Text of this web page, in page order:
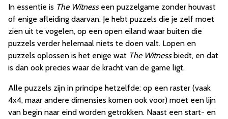
In essentie is The Witnesseen puzzelgame zonder houvast
of enige afleiding daarvan. Je hebt puzzels die je zelf moet
zien uit te vogelen, op een open eiland waar buiten die
puzzels verder helemaal niets te doen valt. Lopen en
puzzels oplossen is het enige wat The Witnessbiedt, en dat
is dan ook precies waar de kracht van de game ligt.
Alle puzzels zijn in principe hetzelfde: op een raster (vaak
4x4, maar andere dimensies komen ook voor) moet een lijn
van begin naar eind worden getrokken. Naast een start- en